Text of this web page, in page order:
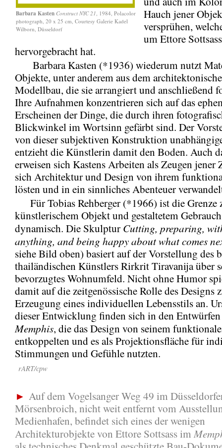
Barbara Kasten Construct NYC 21 , 1984, Polacolor
photograph, 20 x 25 cm, Courtesy Galerie Kadel
Wilborn, Düsseldorf
Hauch jener
versprühen,
um Ettore Sottsass
hervorgebracht hat.
Barbara Kasten (*1936) wiederum nutzt
Objekte, unter anderem aus dem
Modellbau, die sie arrangiert und anschließend
Ihre Aufnahmen konzentrieren sich auf das
Erscheinen der Dinge, die durch ihren
Blickwinkel im Wortsinn gefärbt sind. Der
von dieser subjektiven Konstruktion
entzieht die Künstlerin damit den Boden. Auch
erweisen sich Kastens Arbeiten als Zeugen jener
sich Architektur und Design von ihrem
lösten und in ein sinnliches Abenteuer
Für Tobias Rehberger (*1966) ist die Grenze
künstlerischem Objekt und gestaltetem
dynamisch. Die Skulptur Cutting, preparing,
anything, and being happy about what comes
siehe Bild oben) basiert auf der Vorstellung des
thailändischen Künstlers Rirkrit Tiravanija über
bevorzugtes Wohnumfeld. Nicht ohne Humor
damit auf die zeitgenössische Rolle des Designs
Erzeugung eines individuellen Lebensstils an.
dieser Entwicklung finden sich in den
Memphis, die das Design von seinem
entkoppelten und es als Projektionsfläche für
Stimmungen und Gefühle nutzten.
rART/cpw
► Auf dem Vogelsanger Weg 49 im
Mörsenbroich, nicht weit entfernt vom
Medienhafen, befindet sich eines der wenigen
Architekturobjekte von Ettore Sottsass im